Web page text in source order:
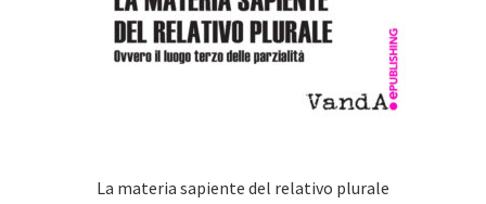
La materia sapiente del relativo plurale